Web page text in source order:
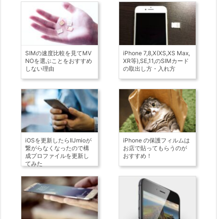
SIMの速度比較を見てMV
NOを選ぶことをおすすめ
しない理由
iPhone 7,8,X(XS,XS Max,
XR等),SE,11,のSIMカード
の取出し方・入れ方
iOSを更新したらIIJmioが
繋がらなくなったので構
成プロファイルを更新し
てみた
iPhone の保護フィルムは
お店で貼ってもらうのが
おすすめ！